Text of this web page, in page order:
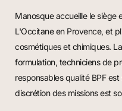
Manosque accueille le siège
L'Occitane en Provence, et
cosmétiques et chimiques.
formulation, techniciens de
responsables qualité BPF
discrétion des missions est